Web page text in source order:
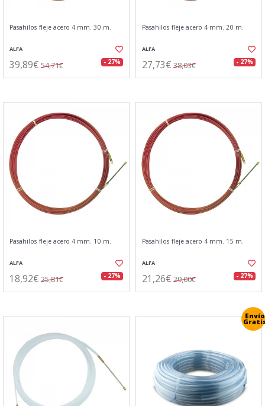
Pasahilos fleje acero 4 mm. 30 m.
ALFA
39,89€ 54,71€ - 27%
Pasahilos fleje acero 4 mm. 20 m.
ALFA
27,73€ 38,03€ - 27%
Pasahilos fleje acero 4 mm. 10 m.
ALFA
18,92€ 25,81€ - 27%
Pasahilos fleje acero 4 mm. 15 m.
ALFA
21,26€ 29,00€ - 27%
Envío